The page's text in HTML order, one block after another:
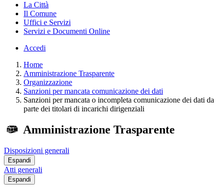
La Città
Il Comune
Uffici e Servizi
Servizi e Documenti Online
Accedi
Home
Amministrazione Trasparente
Organizzazione
Sanzioni per mancata comunicazione dei dati
Sanzioni per mancata o incompleta comunicazione dei dati da
parte dei titolari di incarichi dirigenziali
Amministrazione Trasparente
Disposizioni generali
Espandi
Atti generali
Espandi